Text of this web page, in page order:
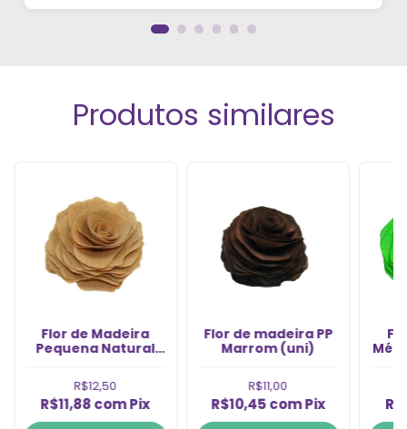
perfumes!”
Produtos similares
Flor de Madeira
Pequena Natural
R$12,50
R$11,88comPix
Flor de madeira PP
Marrom (uni)
R$11,00
R$10,45comPix